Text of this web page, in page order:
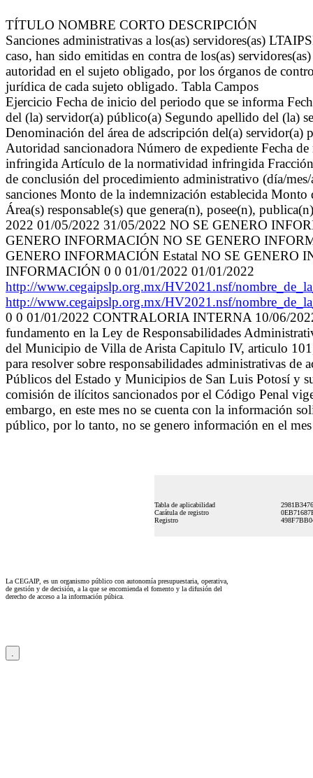
TÍTULO NOMBRE CORTO DESCRIPCIÓN
Sanciones administrativas a los(as) servidores(as)
caso, han sido emitidas en contra de los(as)
autoridad en el sujeto obligado, por los órganos de
jurídica de cada sujeto obligado. Tabla Campos
Ejercicio Fecha de inicio del periodo que se informa
del (la) servidor(a) público(a) Segundo apellido del (la)
Denominación del área de adscripción del(a)
Autoridad sancionadora Número de expediente Fecha
infringida Artículo de la normatividad infringida
de conclusión del procedimiento administrativo (día/
sanciones Monto de la indemnización establecida
Área(s) responsable(s) que genera(n), posee(n),
2022 01/05/2022 31/05/2022 NO SE GENERO
GENERO INFORMACIÓN NO SE GENERO
GENERO INFORMACIÓN Estatal NO SE GENERO
INFORMACIÓN 0 0 01/01/2022 01/01/2022
http://www.cegaipslp.org.mx/HV2021.nsf/
http://www.cegaipslp.org.mx/HV2021.nsf/
0 0 01/01/2022 CONTRALORIA INTERNA 10/06/
fundamento en la Ley de Responsabilidades
del Municipio de Villa de Arista Capitulo IV, articulo
para resolver sobre responsabilidades administrativas
Públicos del Estado y Municipios de San Luis Potosí y
comisión de ilícitos sancionados por el Código Penal
embargo, en este mes no se cuenta con la información
público, por lo tanto, no se genero información en el mes
Tabla de aplicabilidad
Carátula de registro
Registro
La CEGAIP, es un organismo público con autonomía presupuestaria, operativa,
de gestión y de decisión, a la que se encomienda el fomento y la difusión del
derecho de acceso a la información púbica.